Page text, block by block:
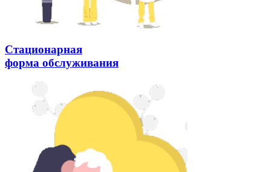
Стационарная
форма обслуживания